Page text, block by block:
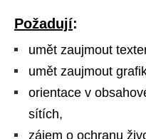
Požadují:
umět zaujmout
umět zaujmout
orientace v
sítích,
zájem o ochranu